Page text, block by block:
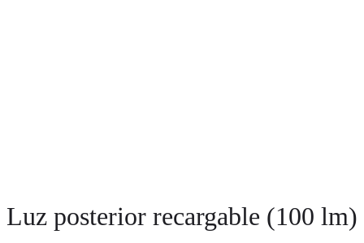
Luz posterior recargable (100 lm)